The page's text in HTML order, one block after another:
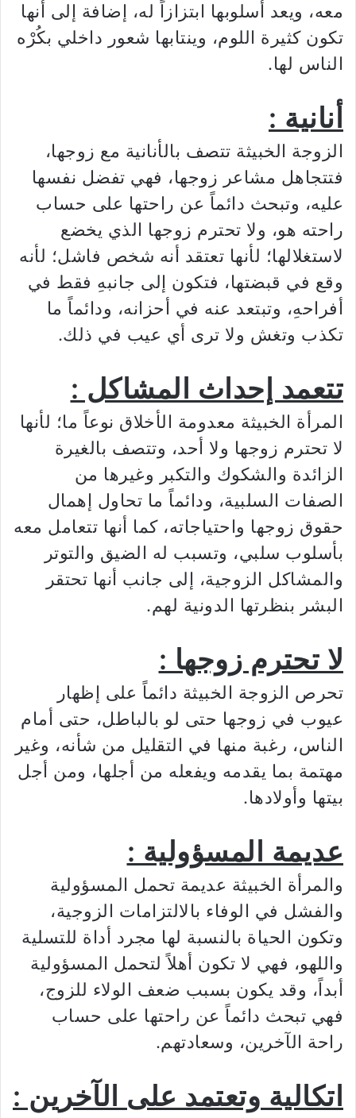
معه، ويعد أسلوبها ابتزازاً له، إضافة إلى أنها
تكون كثيرة اللوم، وينتابها شعور داخلي بكُرْه
الناس لها.
أنانية :
الزوجة الخبيثة تتصف بالأنانية مع زوجها،
فتتجاهل مشاعر زوجها، فهي تفضل نفسها
عليه، وتبحث دائماً عن راحتها على حساب
راحته هو، ولا تحترم زوجها الذي يخضع
لاستغلالها؛ لأنها تعتقد أنه شخص فاشل؛ لأنه
وقع في قبضتها، فتكون إلى جانبهِ فقط في
أفراحهِ، وتبتعد عنه في أحزانه، ودائماً ما
تكذب وتغش ولا ترى أي عيب في ذلك.
تتعمد إحداث المشاكل :
المرأة الخبيثة معدومة الأخلاق نوعاً ما؛ لأنها
لا تحترم زوجها ولا أحد، وتتصف بالغيرة
الزائدة والشكوك والتكبر وغيرها من
الصفات السلبية، ودائماً ما تحاول إهمال
حقوق زوجها واحتياجاته، كما أنها تتعامل معه
بأسلوب سلبي، وتسبب له الضيق والتوتر
والمشاكل الزوجية، إلى جانب أنها تحتقر
البشر بنظرتها الدونية لهم.
لا تحترم زوجها :
تحرص الزوجة الخبيثة دائماً على إظهار
عيوب في زوجها حتى لو بالباطل، حتى أمام
الناس، رغبة منها في التقليل من شأنه، وغير
مهتمة بما يقدمه ويفعله من أجلها، ومن أجل
بيتها وأولادها.
عديمة المسؤولية :
والمرأة الخبيثة عديمة تحمل المسؤولية
والفشل في الوفاء بالالتزامات الزوجية،
وتكون الحياة بالنسبة لها مجرد أداة للتسلية
واللهو، فهي لا تكون أهلاً لتحمل المسؤولية
أبداً، وقد يكون بسبب ضعف الولاء للزوج،
فهي تبحث دائماً عن راحتها على حساب
راحة الآخرين، وسعادتهم.
اتكالية وتعتمد على الآخرين :